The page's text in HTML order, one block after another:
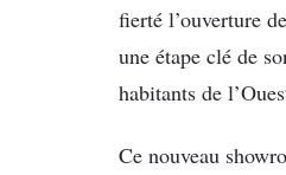
fierté l’ouverture
une étape clé de
habitants de
Ce nouveau